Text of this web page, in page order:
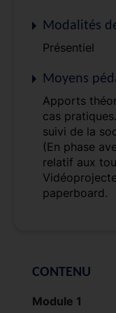
Modalités
Présentiel
Moyens
Apports
cas
suivi de la
(En phase
relatif aux
paperboard.
CONTENU
Module 1